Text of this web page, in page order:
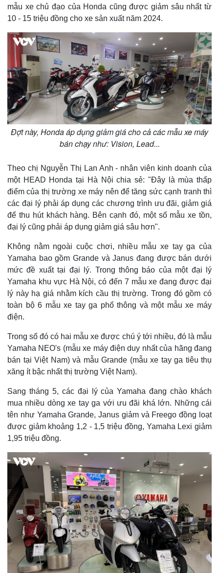
Kinh tế
Bất động sản
Khởi nghiệp
Thị trường
Giá vàng
Tiêu dùng
Tỷ giá
Giá cà phê
mẫu xe chủ đạo của Honda cũng được giảm sâu nhất từ
10 - 15 triệu đồng cho xe sản xuất năm 2024.
Đợt này, Honda áp dụng giảm giá cho cả các mẫu xe máy
bán chạy như: Vision, Lead...
Theo chị Nguyễn Thị Lan Anh - nhân viên kinh doanh của
một HEAD Honda tại Hà Nội chia sẻ: "Đây là mùa thấp
điểm của thị trường xe máy nên để tăng sức cạnh tranh thì
các đại lý phải áp dụng các chương trình ưu đãi, giảm giá
để thu hút khách hàng. Bên cạnh đó, một số mẫu xe tồn,
đại lý cũng phải áp dụng giảm giá sâu hơn".
Không nằm ngoài cuộc chơi, nhiều mẫu xe tay ga của
Yamaha bao gồm Grande và Janus đang được bán dưới
mức đề xuất tại đại lý. Trong thông báo của một đại lý
Yamaha khu vực Hà Nội, có đến 7 mẫu xe đang được đại
lý này hạ giá nhằm kích cầu thị trường. Trong đó gồm có
toàn bộ 6 mẫu xe tay ga phổ thông và một mẫu xe máy
điện.
Trong số đó có hai mẫu xe được chú ý tới nhiều, đó là mẫu
Yamaha NEO's (mẫu xe máy điện duy nhất của hãng đang
bán tại Việt Nam) và mẫu Grande (mẫu xe tay ga tiêu thụ
xăng ít bậc nhất thị trường Việt Nam).
Sang tháng 5, các đại lý của Yamaha đang chào khách
mua nhiều dòng xe tay ga với ưu đãi khá lớn. Những cái
tên như Yamaha Grande, Janus giảm và Freego đồng loạt
được giảm khoảng 1,2 - 1,5 triệu đồng, Yamaha Lexi giảm
1,95 triệu đồng.